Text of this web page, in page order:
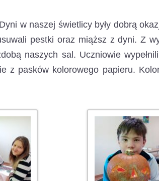
w naszej świetlicy były dobrą
pestki oraz miąższ z dyni. Z
naszych sal. Uczniowie
z pasków kolorowego papieru.